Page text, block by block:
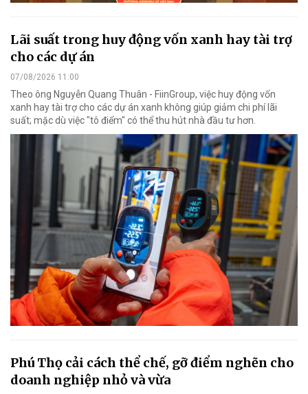
Lãi suất trong huy động vốn xanh hay tài trợ
cho các dự án
07/08/2026 11:00
Theo ông Nguyễn Quang Thuân - FiinGroup, việc huy động vốn
xanh hay tài trợ cho các dự án xanh không giúp giảm chi phí lãi
suất; mặc dù việc "tô điểm" có thể thu hút nhà đầu tư hơn.
Phú Thọ cải cách thể chế, gỡ điểm nghẽn cho
doanh nghiệp nhỏ và vừa